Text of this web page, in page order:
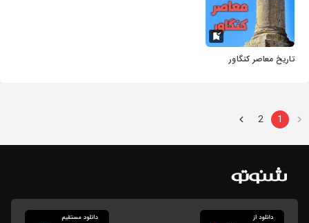
تاریخ معاصر کنگاور
1
2